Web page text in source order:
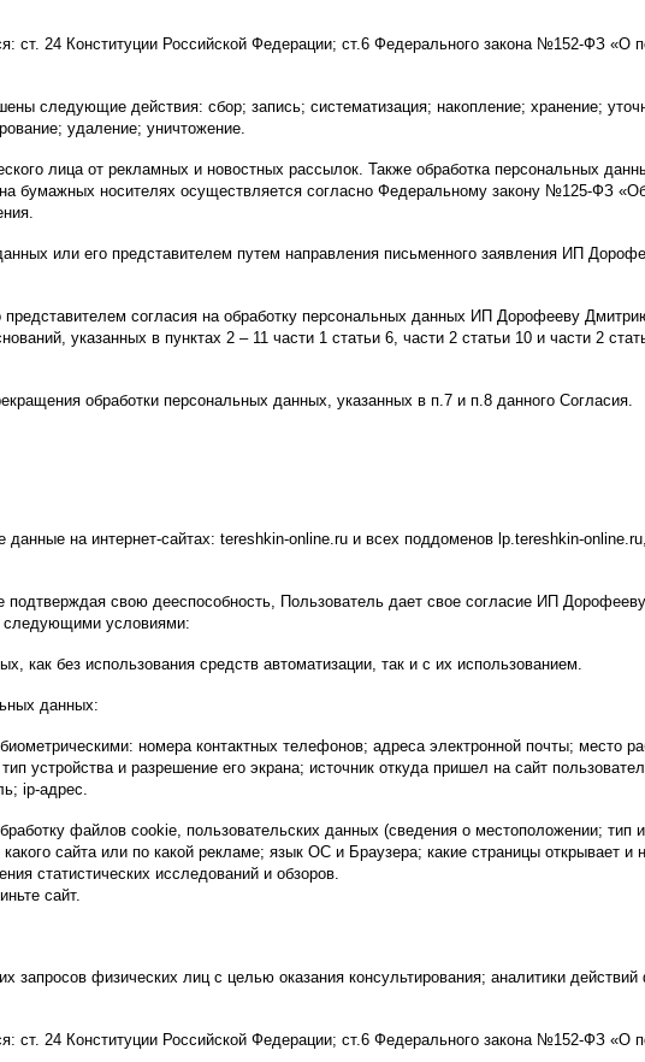
ст. 24 Конституции Российской Федерации; ст.6 Федерального закона №152-ФЗ «О
следующие действия: сбор; запись; систематизация; накопление; хранение;
удаление; уничтожение.
лица от рекламных и новостных рассылок. Также обработка персональных
бумажных носителях осуществляется согласно Федеральному закону №125-ФЗ
или его представителем путем направления письменного заявления ИП
согласия на обработку персональных данных ИП Дорофееву
указанных в пунктах 2 – 11 части 1 статьи 6, части 2 статьи 10 и части 2
обработки персональных данных, указанных в п.7 и п.8 данного Согласия.
данные на интернет-сайтах: tereshkin-online.ru и всех поддоменов lp.tereshkin-
подтверждая свою дееспособность, Пользователь дает свое согласие ИП
следующими условиями:
как без использования средств автоматизации, так и с их использованием.
данных:
номера контактных телефонов; адреса электронной почты; место
устройства и разрешение его экрана; источник откуда пришел на сайт
ip-адрес.
файлов cookie, пользовательских данных (сведения о местоположении; тип
сайта или по какой рекламе; язык ОС и Браузера; какие страницы открывает
статистических исследований и обзоров.
сайт.
физических лиц с целью оказания консультирования; аналитики
ст. 24 Конституции Российской Федерации; ст.6 Федерального закона №152-ФЗ «О